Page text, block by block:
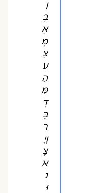
בְּ
אֶ
מְ
צַ
ע
הַ
מִּ
דְ
בָּ
ר
וְיָ
צָ
א